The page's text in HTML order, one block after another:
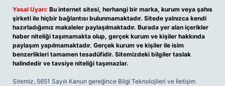
Yasal Uyarı: Bu internet sitesi, herhangi bir marka, kurum veya şahıs
şirketi ile hiçbir bağlantısı bulunmamaktadır. Sitede yalnızca kendi
hazırladığımız makaleler paylaşılmaktadır. Burada yer alan içerikler
haber niteliği taşımamakta olup, gerçek kurum ve kişiler hakkında
paylaşım yapılmamaktadır. Gerçek kurum ve kişiler ile isim
benzerlikleri tamamen tesadüfidir. Sitemizdeki bilgiler taslak
halindedir ve tavsiye niteliği taşımazlar.
Sitemiz, 5651 Sayılı Kanun gereğince Bilgi Teknolojileri ve İletişim